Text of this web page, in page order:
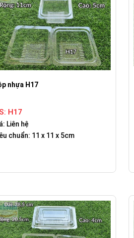
nhựa H17
H17
Liên hệ
chuẩn: 11 x 11 x 5cm